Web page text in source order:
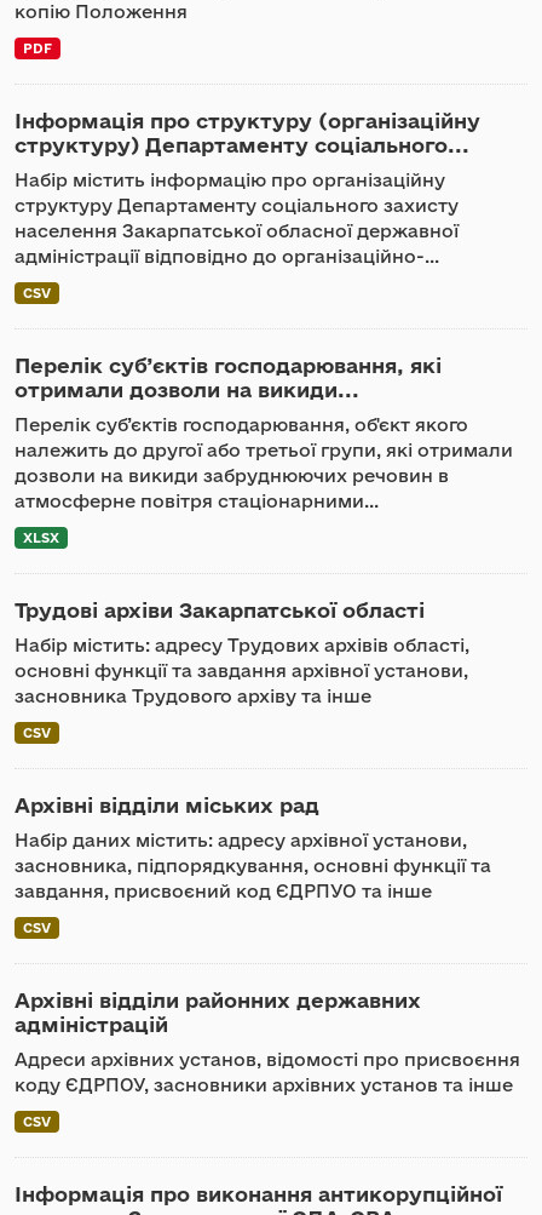
копію Положення
PDF
Інформація про структуру (організаційну
структуру) Департаменту соціального...
Набір містить інформацію про організаційну
структуру Департаменту соціального захисту
населення Закарпатської обласної державної
адміністрації відповідно до організаційно-...
CSV
Перелік суб’єктів господарювання, які
отримали дозволи на викиди...
Перелік суб’єктів господарювання, об'єкт якого
належить до другої або третьої групи, які отримали
дозволи на викиди забруднюючих речовин в
атмосферне повітря стаціонарними...
XLSX
Трудові архіви Закарпатської області
Набір містить: адресу Трудових архівів області,
основні функції та завдання архівної установи,
засновника Трудового архіву та інше
CSV
Архівні відділи міських рад
Набір даних містить: адресу архівної установи,
засновника, підпорядкування, основні функції та
завдання, присвоєний код ЄДРПУО та інше
CSV
Архівні відділи районних державних
адміністрацій
Адреси архівних установ, відомості про присвоєння
коду ЄДРПОУ, засновники архівних установ та інше
CSV
Інформація про виконання антикорупційної